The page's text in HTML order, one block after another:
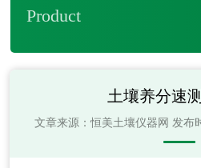
Product
土壤养分速
文章来源：恒美土壤仪器网 发布